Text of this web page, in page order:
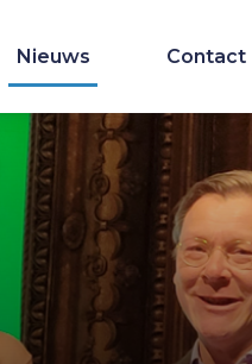
Nieuws Contact